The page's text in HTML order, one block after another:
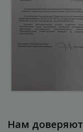
Нам доверяют